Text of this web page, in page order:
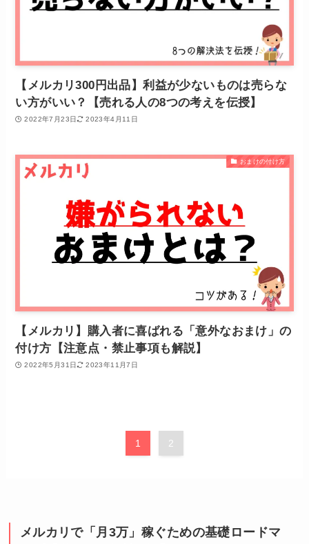
【メルカリ300円出品】利益が少ないものは売らな
い方がいい？【売れる人の8つの考えを伝授】
2022年7月23日 2023年4月11日
おまけの付け方
【メルカリ】購入者に喜ばれる「意外なおまけ」の
付け方【注意点・禁止事項も解説】
2022年5月31日 2023年11月7日
1 2
メルカリで「月3万」稼ぐための基礎ロードマ